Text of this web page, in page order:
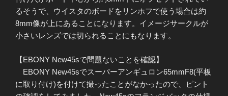
るそうで、ウイスタのボードをリンホフで使う場合は約
8mm像が上にあることになります。イメージサークルが
小さいレンズでは切られることにもなります。
【EBONY New45sで問題ないことを確認】
EBONY New45sでスーパーアンギュロン65mmF8(平板
に取り付け)を付けて撮ったことがなかったので、ピント